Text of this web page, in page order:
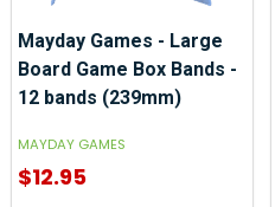
Mayday Games - Large
Board Game Box Bands -
12 bands (239mm)
MAYDAY GAMES
$12.95